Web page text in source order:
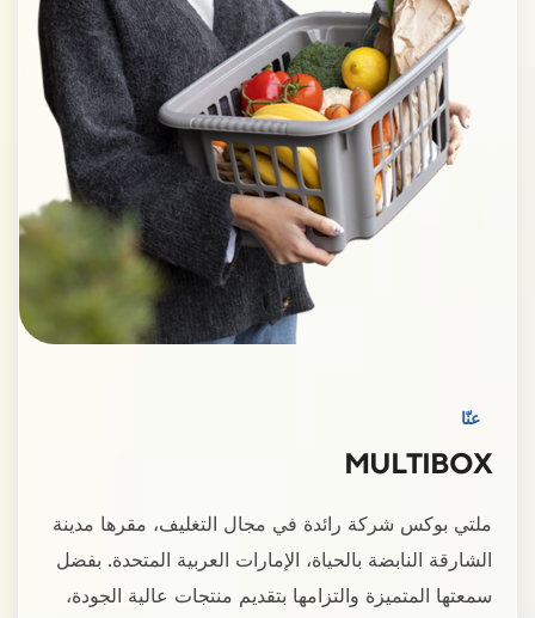
عنّا
MULTIBOX
ملتي بوكس شركة رائدة في مجال التغليف، مقرها مدينة
الشارقة النابضة بالحياة، الإمارات العربية المتحدة. بفضل
سمعتها المتميزة والتزامها بتقديم منتجات عالية الجودة،